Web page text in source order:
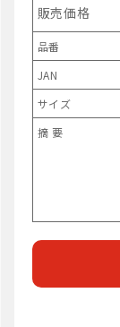
販売価格
品番
JAN
サイズ
摘 要